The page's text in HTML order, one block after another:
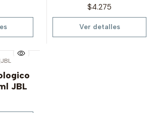
$4.275
Ver detalles
JBL
JBL